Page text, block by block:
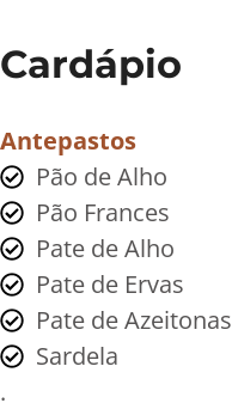
Cardápio
Antepastos
Pão de Alho
Pão Frances
Pate de Alho
Pate de Ervas
Pate de Azeitonas
Sardela
.